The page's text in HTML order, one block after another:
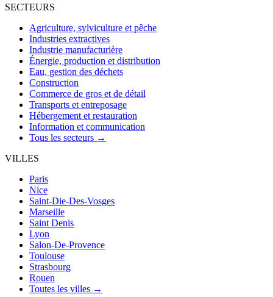
SECTEURS
Agriculture, sylviculture et pêche
Industries extractives
Industrie manufacturière
Énergie, production et distribution
Eau, gestion des déchets
Construction
Commerce de gros et de détail
Transports et entreposage
Hébergement et restauration
Information et communication
Tous les secteurs →
VILLES
Paris
Nice
Saint-Die-Des-Vosges
Marseille
Saint Denis
Lyon
Salon-De-Provence
Toulouse
Strasbourg
Rouen
Toutes les villes →